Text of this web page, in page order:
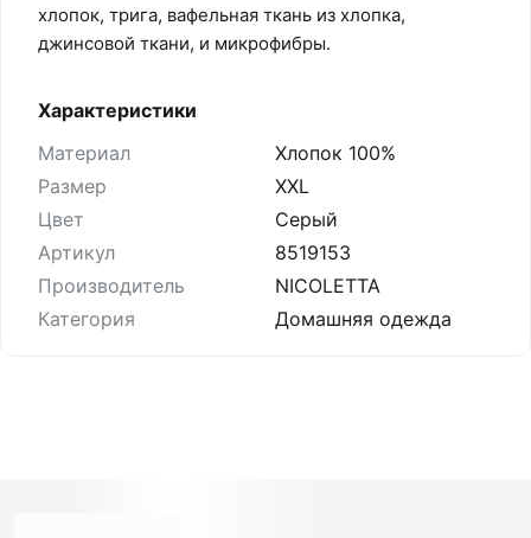
хлопок, трига, вафельная ткань из хлопка,
джинсовой ткани, и микрофибры.
Характеристики
Материал
Хлопок 100%
Размер
XXL
Цвет
Серый
Артикул
8519153
Производитель
NICOLETTA
Категория
Домашняя одежда